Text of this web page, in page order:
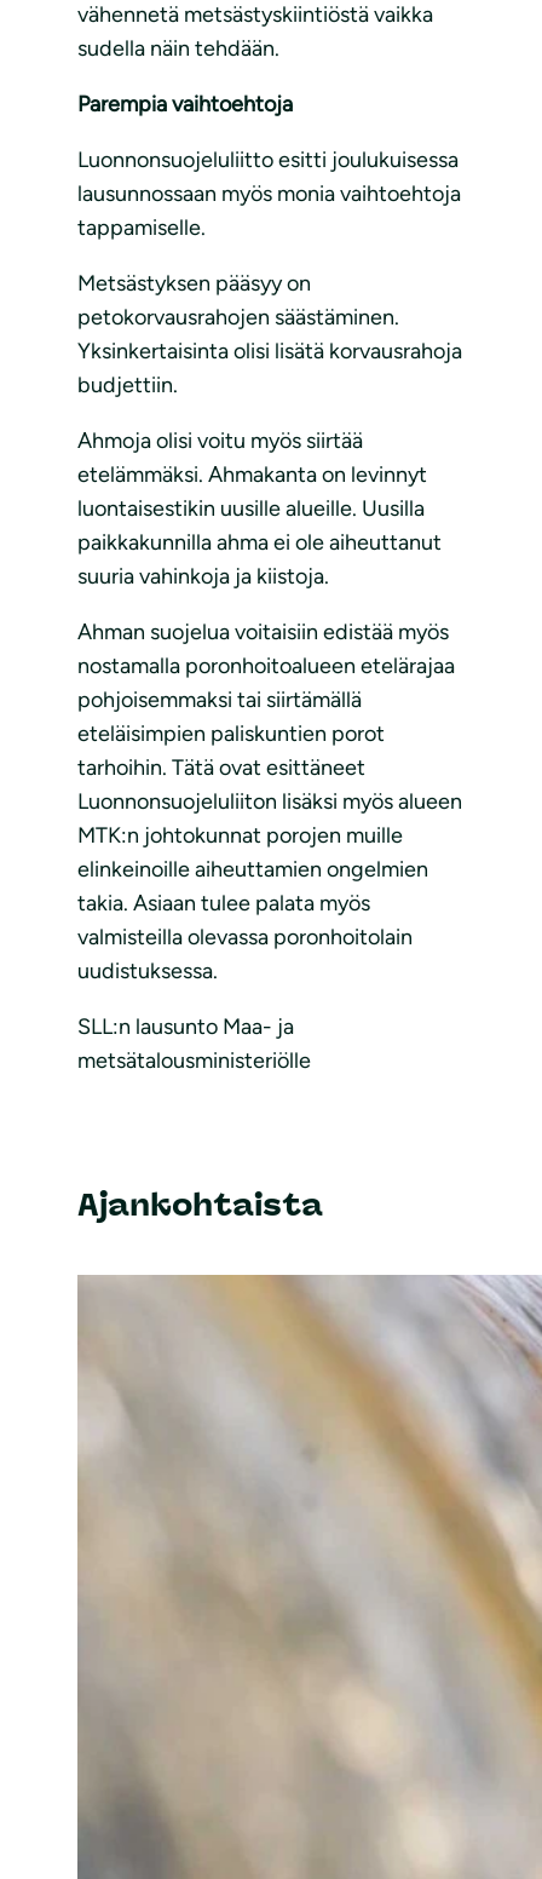
vähennetä metsästyskiintiöstä vaikka
sudella näin tehdään.
Parempia vaihtoehtoja
Luonnonsuojeluliitto esitti joulukuisessa
lausunnossaan myös monia vaihtoehtoja
tappamiselle.
Metsästyksen pääsyy on
petokorvausrahojen säästäminen.
Yksinkertaisinta olisi lisätä korvausrahoja
budjettiin.
Ahmoja olisi voitu myös siirtää
etelämmäksi. Ahmakanta on levinnyt
luontaisestikin uusille alueille. Uusilla
paikkakunnilla ahma ei ole aiheuttanut
suuria vahinkoja ja kiistoja.
Ahman suojelua voitaisiin edistää myös
nostamalla poronhoitoalueen etelärajaa
pohjoisemmaksi tai siirtämällä
eteläisimpien paliskuntien porot
tarhoihin. Tätä ovat esittäneet
Luonnonsuojeluliiton lisäksi myös alueen
MTK:n johtokunnat porojen muille
elinkeinoille aiheuttamien ongelmien
takia. Asiaan tulee palata myös
valmisteilla olevassa poronhoitolain
uudistuksessa.
SLL:n lausunto Maa- ja
metsätalousministeriölle
Ajankohtaista